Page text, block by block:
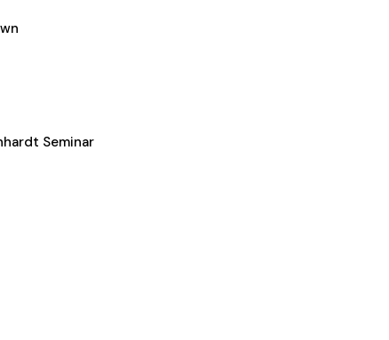
Seminar